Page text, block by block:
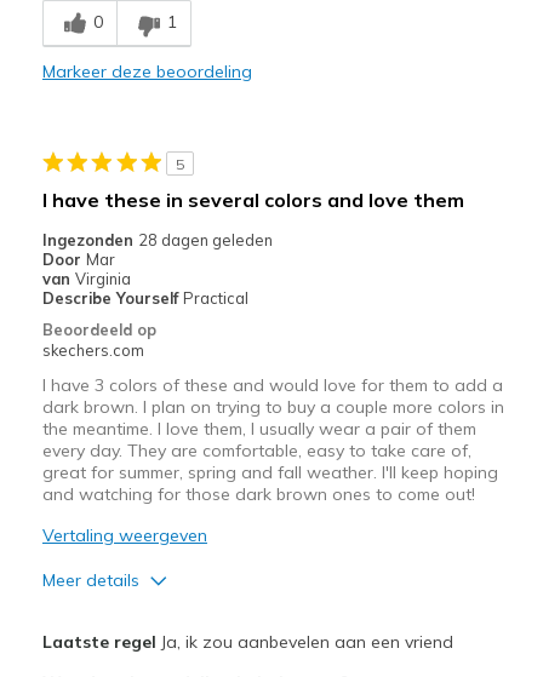
Sizing
View On Shoes
0 1
Markeer deze beoordeling
5
I have these in several colors and love them
Ingezonden 28 dagen geleden
Door Mar
van Virginia
Describe Yourself Practical
Beoordeeld op
skechers.com
I have 3 colors of these and would love for them to add a
dark brown. I plan on trying to buy a couple more colors in
the meantime. I love them, I usually wear a pair of them
every day. They are comfortable, easy to take care of,
great for summer, spring and fall weather. I'll keep hoping
and watching for those dark brown ones to come out!
Vertaling weergeven
Meer details
Laatste regel Ja, ik zou aanbevelen aan een vriend